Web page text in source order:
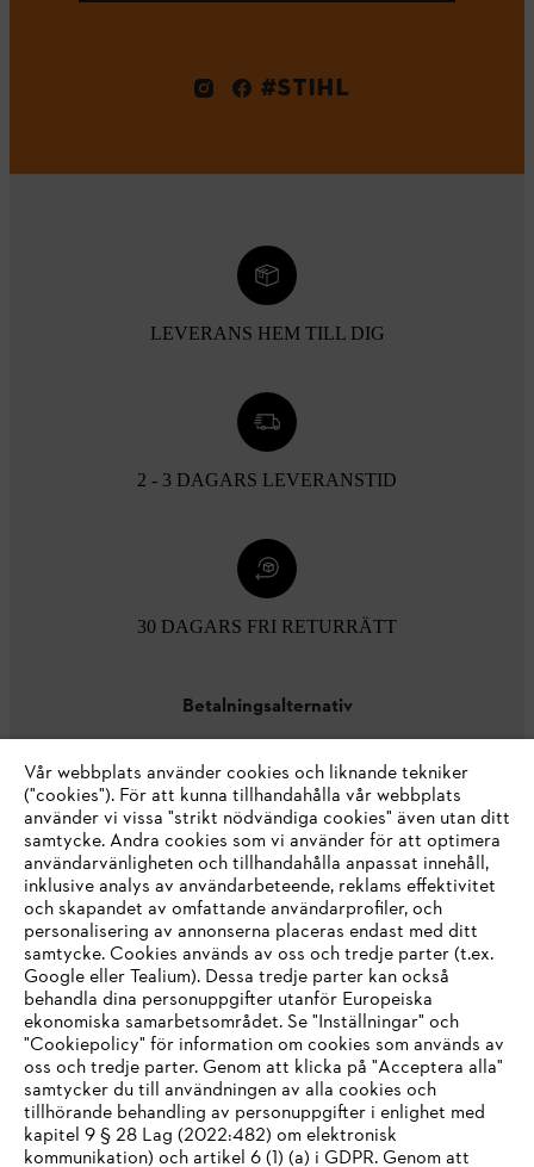
#STIHL
LEVERANS HEM TILL DIG
2 - 3 DAGARS LEVERANSTID
30 DAGARS FRI RETURRÄTT
Betalningsalternativ
Företaget
STIHL FAQ
Service
IHR BROWSER WIRD NICHT
Vår webbplats använder cookies och liknande tekniker
("cookies"). För att kunna tillhandahålla vår webbplats
använder vi vissa "strikt nödvändiga cookies" även utan ditt
samtycke. Andra cookies som vi använder för att optimera
användarvänligheten och tillhandahålla anpassat innehåll,
inklusive analys av användarbeteende, reklams effektivitet
och skapandet av omfattande användarprofiler, och
personalisering av annonserna placeras endast med ditt
samtycke. Cookies används av oss och tredje parter (t.ex.
Google eller Tealium). Dessa tredje parter kan också
behandla dina personuppgifter utanför Europeiska
ekonomiska samarbetsområdet. Se "Inställningar" och
"Cookiepolicy" för information om cookies som används av
oss och tredje parter. Genom att klicka på "Acceptera alla"
samtycker du till användningen av alla cookies och
tillhörande behandling av personuppgifter i enlighet med
kapitel 9 § 28 Lag (2022:482) om elektronisk
kommunikation) och artikel 6 (1) (a) i GDPR. Genom att